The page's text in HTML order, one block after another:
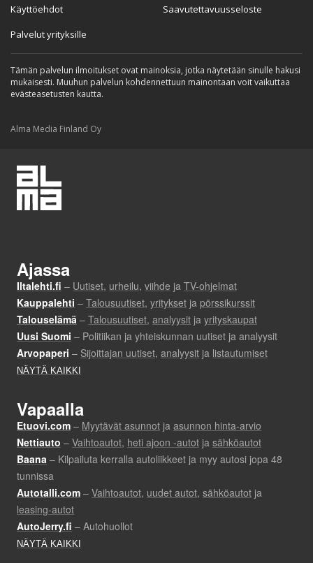
Käyttöehdot
Palvelut yrityksille
Saavutettavuusseloste
Tämän palvelun ilmoitukset ovat mainoksia, jotka näytetään sinulle hakusi
mukaisesti. Muuhun palvelun kohdennettuun mainontaan voit vaikuttaa
evästeasetusten kautta.
Alma Media Finland Oy